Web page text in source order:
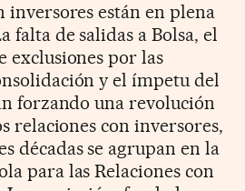
inversores están en plena
falta de salidas a Bolsa, el
exclusiones por las
y el ímpetu del
forzando una revolución
relaciones con inversores,
décadas se agrupan en la
para las Relaciones con